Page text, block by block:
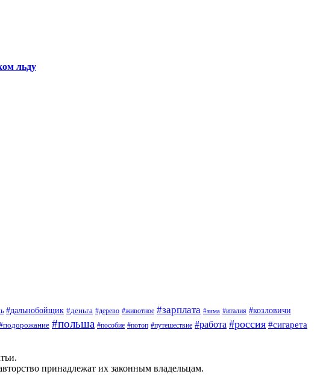
льду
#дальнобойщик #деньга #дерево #животное #зарплата #зима #италия #козловичи
#польша #пособие #потоп #путешествие #работа #россия #сигарета
принадлежат их законным владельцам.